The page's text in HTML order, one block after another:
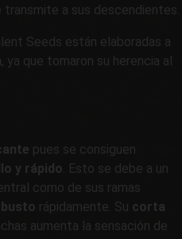
transmite a sus descendientes.
Seeds están elaboradas a
, ya que tomaron su herencia al
pues se consiguen
y rápido. Esto se debe a un
como de sus ramas
rápidamente. Su corta
aumenta la sensación de